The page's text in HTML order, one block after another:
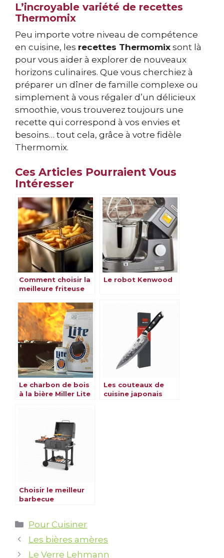
L’incroyable variété de recettes
Thermomix
Peu importe votre niveau de compétence
en cuisine, les recettes Thermomix sont là
pour vous aider à explorer de nouveaux
horizons culinaires. Que vous cherchiez à
préparer un dîner de famille complexe ou
simplement à vous régaler d’un délicieux
smoothie, vous trouverez toujours une
recette qui correspond à vos envies et
besoins… tout cela, grâce à votre fidèle
Thermomix.
Ces Articles Pourraient Vous
Intéresser
Comment choisir la
meilleure friteuse
Le robot Kenwood
Le charbon de bois
à la bière Miller Lite
Les couteaux de
cuisine japonais
Choisir le meilleur
barbecue
Catégories
Pour Cuisiner
Les bières amères
Le Verre Lehmann